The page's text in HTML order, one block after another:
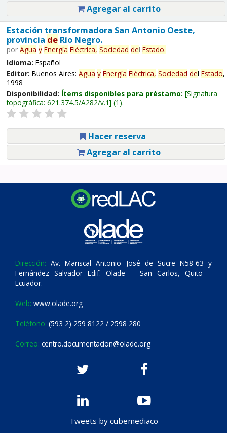
Agregar al carrito
Estación transformadora San Antonio Oeste,
provincia deRío Negro.
por Agua y Energía Eléctrica, Sociedad del Estado.
Idioma: Español
Editor: Buenos Aires: Agua y Energía Eléctrica, Sociedad del Estado,
1998
Disponibilidad: Ítems disponibles para préstamo: Signatura
topográfica: 621.374.5/A282/v.1 (1).
Hacer reserva
Agregar al carrito
Dirección: Av. Mariscal Antonio José de Sucre N58-63 y
Fernández Salvador Edif. Olade – San Carlos, Quito –
Ecuador.
Web: www.olade.org
Teléfono: (593 2) 259 8122 / 2598 280
Correo: centro.documentacion@olade.org
Tweets by cubemediaco